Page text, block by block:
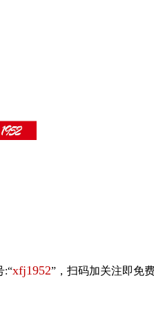
:“xfj1952”，扫码加关注即免